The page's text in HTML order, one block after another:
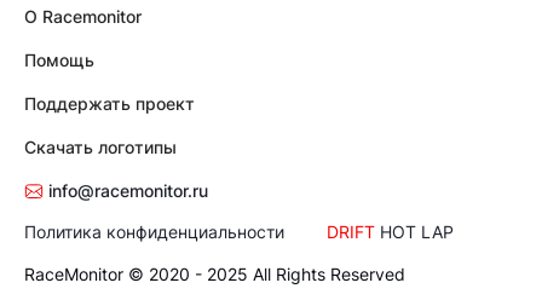
О Racemonitor
Помощь
Поддержать проект
Скачать логотипы
info@racemonitor.ru
Политика конфиденциальности
DRIFT HOT LAP
RaceMonitor © 2020 - 2025 All Rights Reserved